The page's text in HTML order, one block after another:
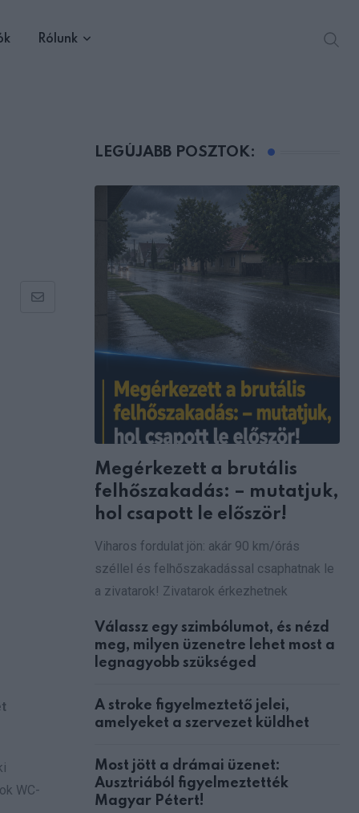
Rólunk
Share
WC-
LEGÚJABB POSZTOK:
Megérkezett a brutális
felhőszakadás: – mutatjuk,
hol csapott le először!
Viharos fordulat jön: akár 90 km/órás
széllel és felhőszakadással csaphatnak le
a zivatarok! Zivatarok érkezhetnek
Válassz egy szimbólumot, és nézd
meg, milyen üzenetre lehet most a
legnagyobb szükséged
A stroke figyelmeztető jelei,
amelyeket a szervezet küldhet
Most jött a drámai üzenet:
Ausztriából figyelmeztették
Magyar Pétert!